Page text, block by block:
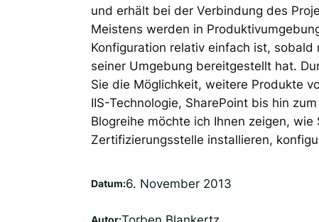
und erhält bei der Verbindung des
Meistens werden in
Konfiguration relativ einfach ist,
seiner Umgebung bereitgestellt hat.
Sie die Möglichkeit, weitere Produkte
IIS-Technologie, SharePoint bis hin
Blogreihe möchte ich Ihnen zeigen,
Zertifizierungsstelle installieren,
Datum:6. November 2013
Autor: